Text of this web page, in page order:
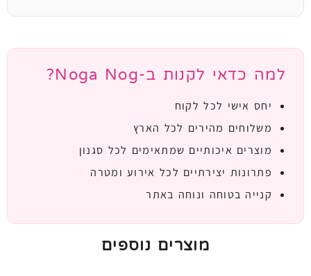
למה כדאי לקנות ב-Noga Nog?
יחס אישי לכל לקוח
משלוחים מהירים לכל הארץ
מוצרים איכותיים שמתאימים לכל סגנון
פתרונות יצירתיים לכל אירוע ומטרה
קנייה בטוחה ונוחה באתר
מוצרים נוספים